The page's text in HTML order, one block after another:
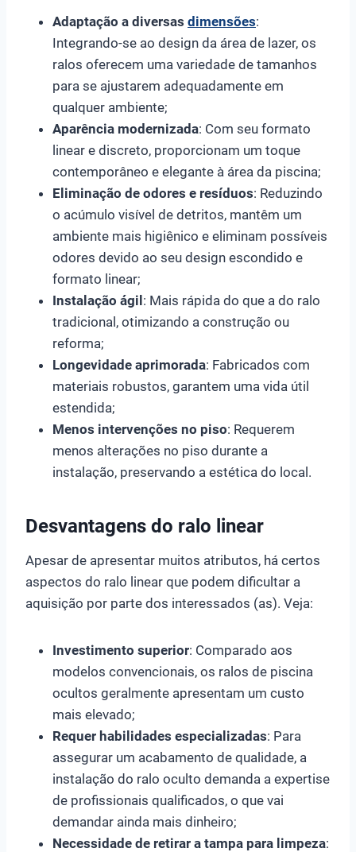
Adaptação a diversas dimensões:
Integrando-se ao design da área de lazer, os
ralos oferecem uma variedade de tamanhos
para se ajustarem adequadamente em
qualquer ambiente;
Aparência modernizada: Com seu formato
linear e discreto, proporcionam um toque
contemporâneo e elegante à área da piscina;
Eliminação de odores e resíduos: Reduzindo
o acúmulo visível de detritos, mantêm um
ambiente mais higiênico e eliminam possíveis
odores devido ao seu design escondido e
formato linear;
Instalação ágil: Mais rápida do que a do ralo
tradicional, otimizando a construção ou
reforma;
Longevidade aprimorada: Fabricados com
materiais robustos, garantem uma vida útil
estendida;
Menos intervenções no piso: Requerem
menos alterações no piso durante a
instalação, preservando a estética do local.
Desvantagens do ralo linear
Apesar de apresentar muitos atributos, há certos
aspectos do ralo linear que podem dificultar a
aquisição por parte dos interessados (as). Veja:
Investimento superior: Comparado aos
modelos convencionais, os ralos de piscina
ocultos geralmente apresentam um custo
mais elevado;
Requer habilidades especializadas: Para
assegurar um acabamento de qualidade, a
instalação do ralo oculto demanda a expertise
de profissionais qualificados, o que vai
demandar ainda mais dinheiro;
Necessidade de retirar a tampa para limpeza: